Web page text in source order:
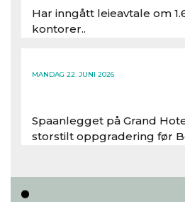
Har inngått leieavtale om
kontorer..
MANDAG 22. JUNI 2026
Spaanlegget på Grand
storstilt oppgradering før
Les hele artikkelen